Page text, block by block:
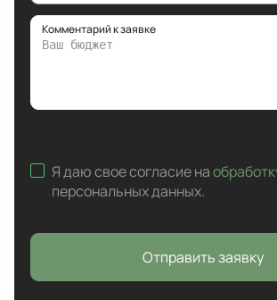
Комментарий к заявке
Я даю свое согласие на
персональных данных.
Отправить заявку